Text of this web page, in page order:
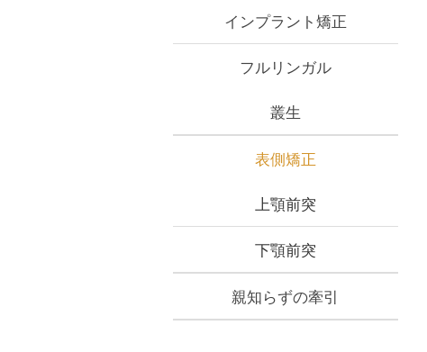
インプラント矯正
フルリンガル
叢生
表側矯正
上顎前突
下顎前突
親知らずの牽引